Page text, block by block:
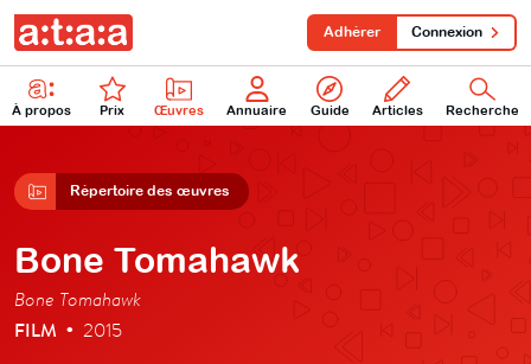
À propos Prix Œuvres Annuaire Guide Articles Recherche
Adhérer Connexion
Répertoire des œuvres
Bone Tomahawk
Bone Tomahawk
FILM • 2015